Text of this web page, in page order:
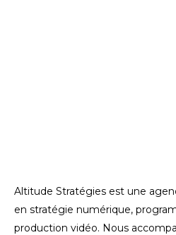
Altitude Stratégies est une
en stratégie numérique,
production vidéo. Nous